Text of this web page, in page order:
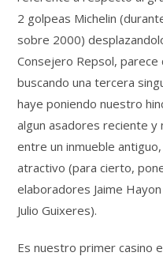
2 golpeas Michelin
sobre 2000)
Consejero Repsol,
buscando una tercera
haye poniendo nuestro
algun asadores reciente
entre un inmueble
atractivo (para cierto,
elaboradores Jaime
Julio Guixeres).
Es nuestro primer casino